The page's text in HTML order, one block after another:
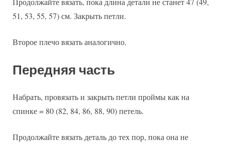
51, 53, 55, 57) см. Закрыть петли.
Второе плечо вязать аналогично.
Передняя часть
Набрать, провязать и закрыть петли проймы как на
спинке = 80 (82, 84, 86, 88, 90) петель.
Продолжайте вязать деталь до тех пор, пока она не